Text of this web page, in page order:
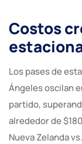
Costos
Los pases de
Ángeles oscilan
partido,
alrededor de
Nueva Zelanda